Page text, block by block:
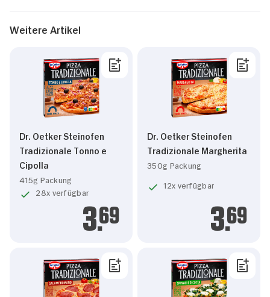
Weitere Artikel
Dr. Oetker Steinofen
Tradizionale Tonno e
Cipolla
415g Packung
28x verfügbar
3.69
Dr. Oetker Steinofen
Tradizionale Margherita
350g Packung
12x verfügbar
3.69